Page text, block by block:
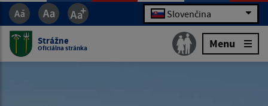
Slovenčina
Strážne
Oficiálna stránka Menu